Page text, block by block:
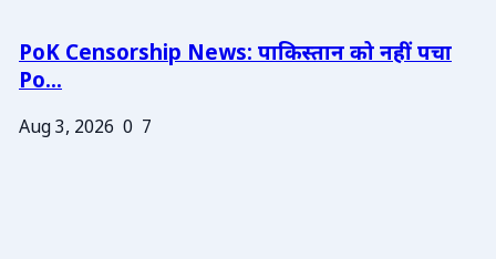
PoK Censorship News: पाकिस्तान को नहीं पचा
Po...
Aug 3, 2026 0 7